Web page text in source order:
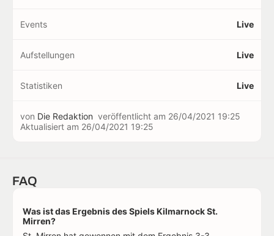
Events Live
Aufstellungen Live
Statistiken Live
von Die Redaktion veröffentlicht am 26/04/2021 19:25
Aktualisiert am 26/04/2021 19:25
FAQ
Was ist das Ergebnis des Spiels Kilmarnock St.
Mirren?